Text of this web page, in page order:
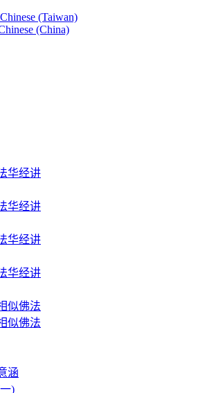
华经讲
华经讲
华经讲
华经讲
似佛法
似佛法
涵
)